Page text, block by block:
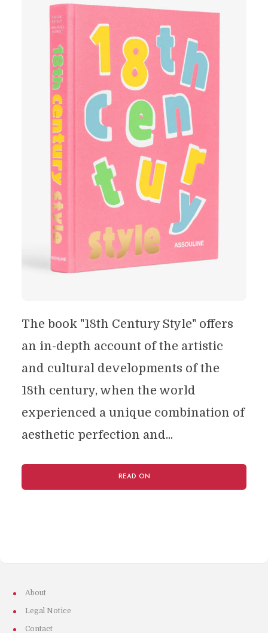
The book "18th Century Style" offers
an in-depth account of the artistic
and cultural developments of the
18th century, when the world
experienced a unique combination of
aesthetic perfection and...
READ ON
About
Legal Notice
Contact